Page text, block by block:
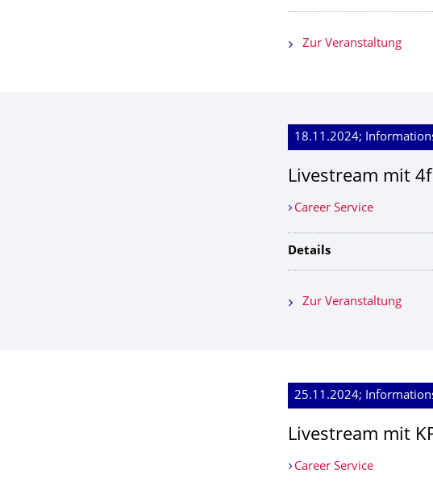
Zur Veranstaltung
18.11.2024;
Livestream mit
Career Service
Details
Zur Veranstaltung
25.11.2024;
Livestream mit
Career Service